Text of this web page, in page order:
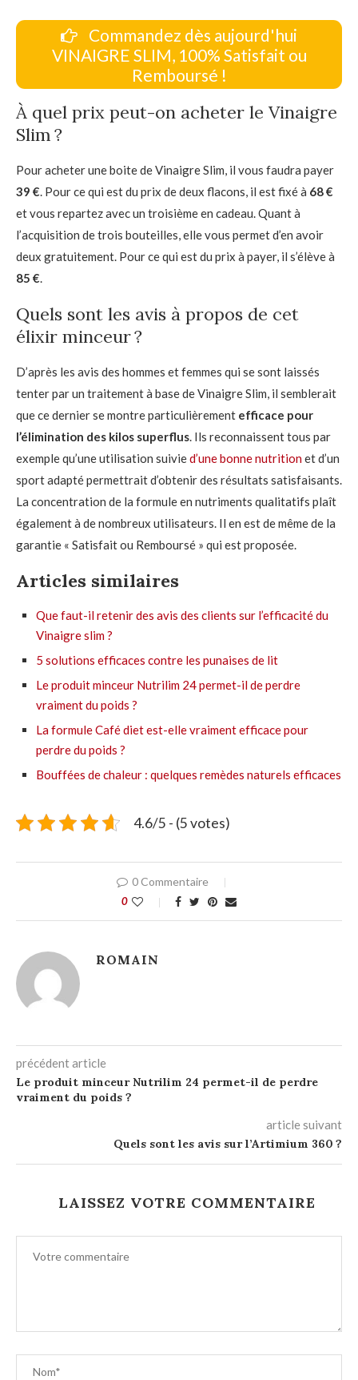
Commandez dès aujourd'hui
VINAIGRE SLIM, 100% Satisfait ou
Remboursé !
À quel prix peut-on acheter le Vinaigre
Slim ?
Pour acheter une boite de Vinaigre Slim, il vous faudra payer
39 €. Pour ce qui est du prix de deux flacons, il est fixé à 68 €
et vous repartez avec un troisième en cadeau. Quant à
l’acquisition de trois bouteilles, elle vous permet d’en avoir
deux gratuitement. Pour ce qui est du prix à payer, il s’élève à
85 €.
Quels sont les avis à propos de cet
élixir minceur ?
D’après les avis des hommes et femmes qui se sont laissés
tenter par un traitement à base de Vinaigre Slim, il semblerait
que ce dernier se montre particulièrement efficace pour
l’élimination des kilos superflus. Ils reconnaissent tous par
exemple qu’une utilisation suivied’une bonne nutritionet d’un
sport adapté permettrait d’obtenir des résultats satisfaisants.
La concentration de la formule en nutriments qualitatifs plaît
également à de nombreux utilisateurs. Il en est de même de la
garantie « Satisfait ou Remboursé » qui est proposée.
Articles similaires
Que faut-il retenir des avis des clients sur l’efficacité du
Vinaigre slim ?
5 solutions efficaces contre les punaises de lit
Le produit minceur Nutrilim 24 permet-il de perdre
vraiment du poids ?
La formule Café diet est-elle vraiment efficace pour
perdre du poids ?
Bouffées de chaleur : quelques remèdes naturels efficaces
4.6/5 - (5 votes)
0 Commentaire
0
ROMAIN
précédent article
Le produit minceur Nutrilim 24 permet-il de perdre
vraiment du poids ?
article suivant
Quels sont les avis sur l’Artimium 360 ?
LAISSEZ VOTRE COMMENTAIRE